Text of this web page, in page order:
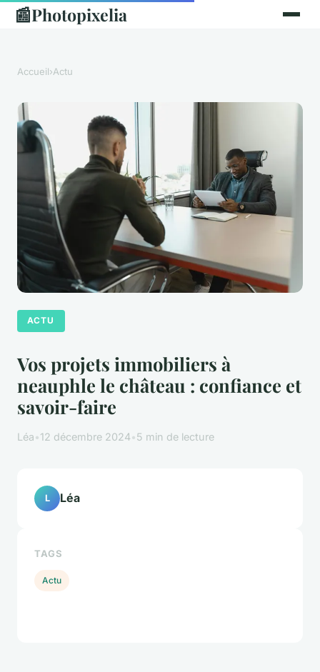
📰Photopixelia
Accueil›Actu
ACTU
Vos projets immobiliers à
neauphle le château : confiance et
savoir-faire
Léa•12 décembre 2024•5 min de lecture
L Léa
TAGS
Actu